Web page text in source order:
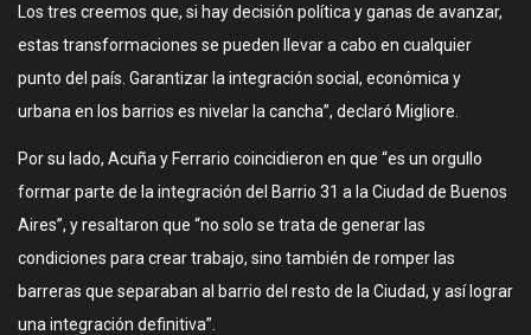
Los tres creemos que, si hay decisión política y ganas de avanzar,
estas transformaciones se pueden llevar a cabo en cualquier
punto del país. Garantizar la integración social, económica y
urbana en los barrios es nivelar la cancha”, declaró Migliore.
Por su lado, Acuña y Ferrario coincidieron en que “es un orgullo
formar parte de la integración del Barrio 31 a la Ciudad de Buenos
Aires”, y resaltaron que “no solo se trata de generar las
condiciones para crear trabajo, sino también de romper las
barreras que separaban al barrio del resto de la Ciudad, y así lograr
una integración definitiva”.